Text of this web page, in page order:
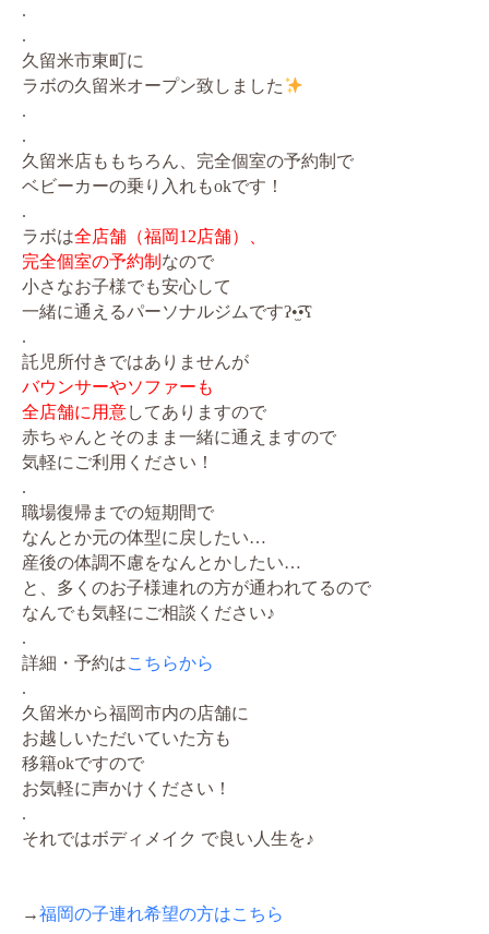
.
.
久留米市東町に
ラボの久留米オープン致しました
.
.
久留米店ももちろん、完全個室の予約制で
ベビーカーの乗り入れもokです！
.
ラボは全店舗（福岡12店舗）、
完全個室の予約制 なので
小さなお子様でも安心して
一緒に通えるパーソナルジムですʔ•̫͡•ʕ
.
託児所付きではありませんが
バウンサーやソファーも
全店舗に用意してありますので
赤ちゃんとそのまま一緒に通えますので
気軽にご利用ください！
.
職場復帰までの短期間で
なんとか元の体型に戻したい…
産後の体調不慮をなんとかしたい…
と、多くのお子様連れの方が通われてるので
なんでも気軽にご相談ください♪
.
詳細・予約はこちらから
.
久留米から福岡市内の店舗に
お越しいただいていた方も
移籍okですので
お気軽に声かけください！
.
それではボディメイク で良い人生を♪
→福岡の子連れ希望の方はこちら